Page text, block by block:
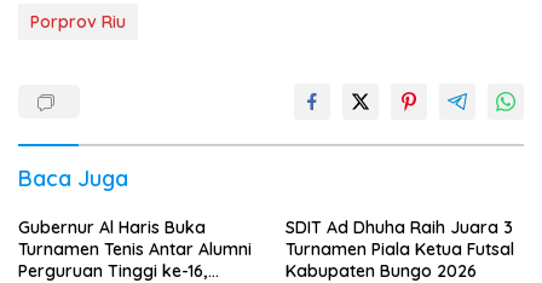
Porprov Riu
Baca Juga
Gubernur Al Haris Buka
Turnamen Tenis Antar Alumni
Perguruan Tinggi ke-16,
SDIT Ad Dhuha Raih Juara 3
Turnamen Piala Ketua Futsal
Kabupaten Bungo 2026